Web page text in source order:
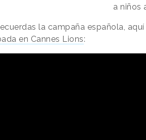
a niños
la campaña española,
en Cannes Lions: